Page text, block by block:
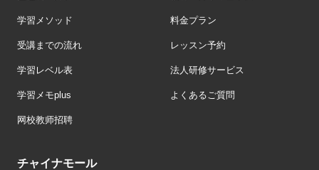
学習メソッド 料金プラン
受講までの流れ レッスン予約
学習レベル表 法人研修サービス
学習メモplus よくあるご質問
网校教师招聘
チャイナモール